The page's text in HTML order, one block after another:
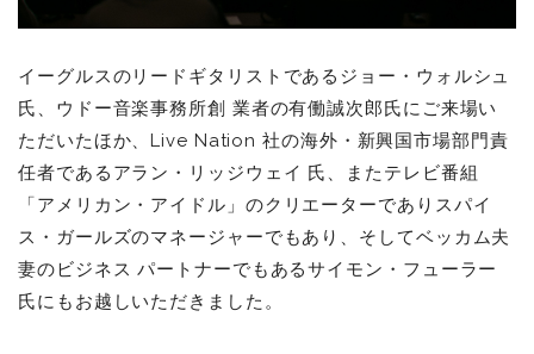
イーグルスのリードギタリストであるジョー・ウォルシュ
⽒、ウドー⾳楽事務所創 業者の有働誠次郎⽒にご来場い
ただいたほか、Live Nation 社の海外・新興国市場部⾨責
任者であるアラン・リッジウェイ ⽒、またテレビ番組
「アメリカン・アイドル」のクリエーターでありスパイ
ス・ガールズのマネージャーでもあり、そしてベッカム夫
妻のビジネス パートナーでもあるサイモン・フューラー
⽒にもお越しいただきました。